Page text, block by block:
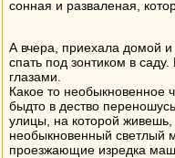
сонная и разваленая,
А вчера, приехала домой
спать под зонтиком в
глазами.
Какое то необыкновенное
быдто в дество
улицы, на которой
необыкновенный светлый
проезжающие изредка